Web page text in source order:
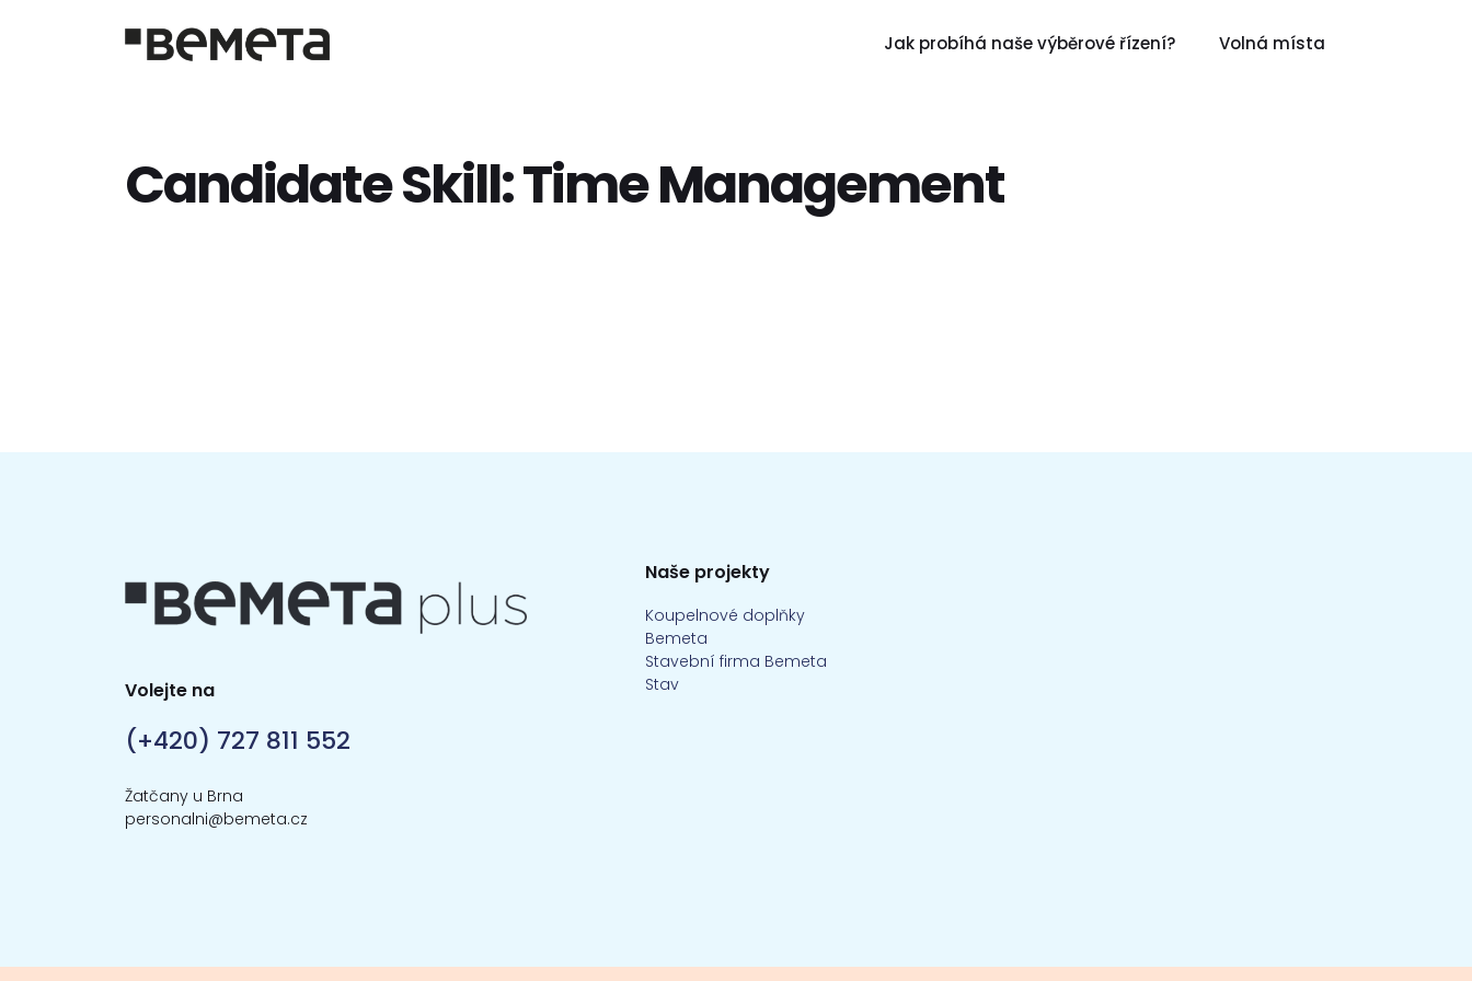
Jak probíhá naše výběrové řízení? Volná místa
Candidate Skill:Time Management
Volejte na
(+420) 727 811 552
Žatčany u Brna
personalni@bemeta.cz
Naše projekty
Koupelnové doplňky
Bemeta
Stavební firma Bemeta
Stav